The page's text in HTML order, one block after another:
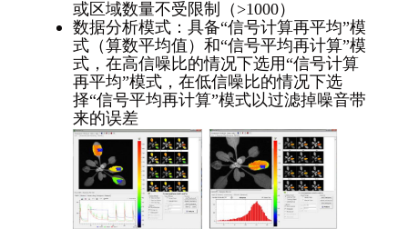
或区域数量不受限制（>1000）
数据分析模式：具备“信号计算再平均”模
式（算数平均值）和“信号平均再计算”模
式，在高信噪比的情况下选用“信号计算
再平均”模式，在低信噪比的情况下选
择“信号平均再计算”模式以过滤掉噪音带
来的误差